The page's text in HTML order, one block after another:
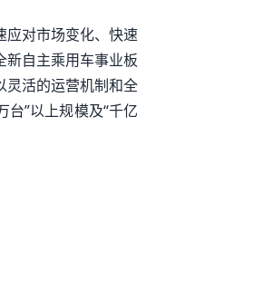
应对市场变化、快速
新自主乘用车事业板
灵活的运营机制和全
台”以上规模及“千亿